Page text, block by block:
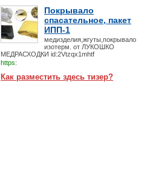
Покрывало
спасательное, пакет
ИПП-1
медизделия,жгуты,покрывало
изотерм. от ЛУКОШКО
МЕДРАСХОДКИ id:2Vtzqx1mhtf
https:
Как разместить здесь тизер?